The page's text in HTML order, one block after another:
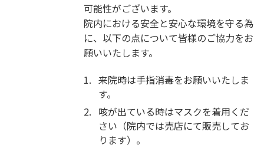
可能性がございます。
院内における安全と安心な環境を守る為
に、以下の点について皆様のご協力をお
願いいたします。
1. 来院時は手指消毒をお願いいたしま
す。
2. 咳が出ている時はマスクを着用くだ
さい（院内では売店にて販売してお
ります）。